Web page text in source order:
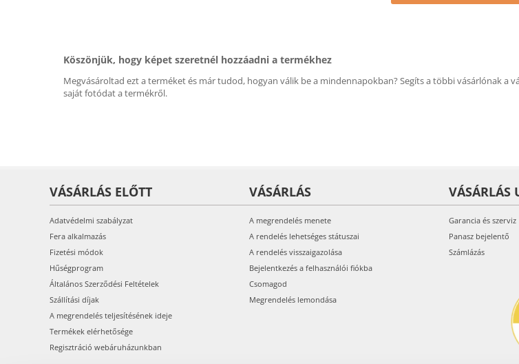
Köszönjük, hogy képet szeretnél hozzáadni a termékhez
Megvásároltad ezt a terméket és már tudod, hogyan válik be a mindennapokban? Segíts a többi vásárlónak a
saját fotódat a termékről.
VÁSÁRLÁS ELŐTT
Adatvédelmi szabályzat
Fera alkalmazás
Fizetési módok
Hűségprogram
Általános Szerződési Feltételek
Szállítási díjak
A megrendelés teljesítésének ideje
Termékek elérhetősége
Regisztráció webáruházunkban
VÁSÁRLÁS
A megrendelés menete
A rendelés lehetséges státuszai
A rendelés visszaigazolása
Bejelentkezés a felhasználói fiókba
Csomagod
Megrendelés lemondása
VÁSÁRLÁS
Garancia és szerviz
Panasz bejelentő
Számlázás